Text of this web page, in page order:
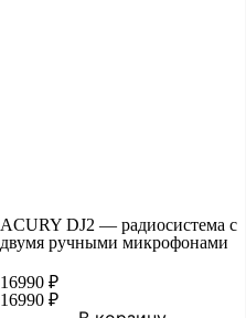
ACURY DJ2 — радиосистема с
двумя ручными микрофонами
16990 ₽
16990 ₽